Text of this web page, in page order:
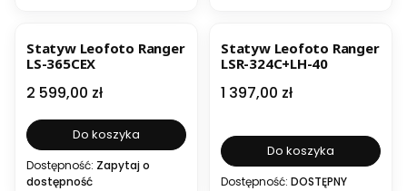
Statyw Leofoto Ranger
LS-365CEX
Cena
2 599,00 zł
Do koszyka
Dostępność: Zapytaj o
dostępność
Statyw Leofoto Ranger
LSR-324C+LH-40
Cena
1 397,00 zł
Do koszyka
Dostępność: DOSTĘPNY